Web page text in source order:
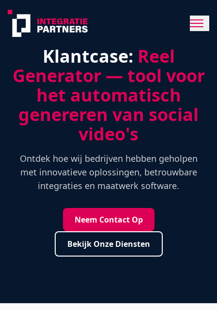
Klantcase: Reel
Generator — tool voor
het automatisch
genereren van social
video's
Ontdek hoe wij bedrijven hebben geholpen
met innovatieve oplossingen, betrouwbare
integraties en maatwerk software.
Neem Contact Op
Bekijk Onze Diensten